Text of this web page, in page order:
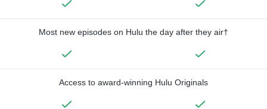
Most new episodes on Hulu the day after they air†
Access to award-winning Hulu Originals